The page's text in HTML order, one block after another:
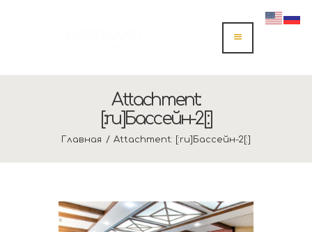
Attachment:
[:ru]Бассейн-2[:]
Главная Attachment: [:ru]Бассейн-2[:]